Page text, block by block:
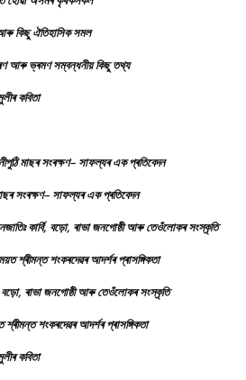
আৰু কিছু ঐতিহাসিক সমল
আৰু ভ্ৰমণ সম্বন্ধনীয় কিছু তথ্য
কবিতা
মাছৰ সংৰক্ষণ– সাফল্যৰ এক প্ৰতিবেদন
সংৰক্ষণ– সাফল্যৰ এক প্ৰতিবেদন
কাৰ্বি, বড়ো, ৰাভা জনগোষ্ঠী আৰু তেওঁলোকৰ সংস্কৃতি
শ্ৰীমন্ত শংকৰদেৱৰ আদৰ্শৰ প্ৰাসঙ্গিকতা
বড়ো, ৰাভা জনগোষ্ঠী আৰু তেওঁলোকৰ সংস্কৃতি
শ্ৰীমন্ত শংকৰদেৱৰ আদৰ্শৰ প্ৰাসঙ্গিকতা
কবিতা